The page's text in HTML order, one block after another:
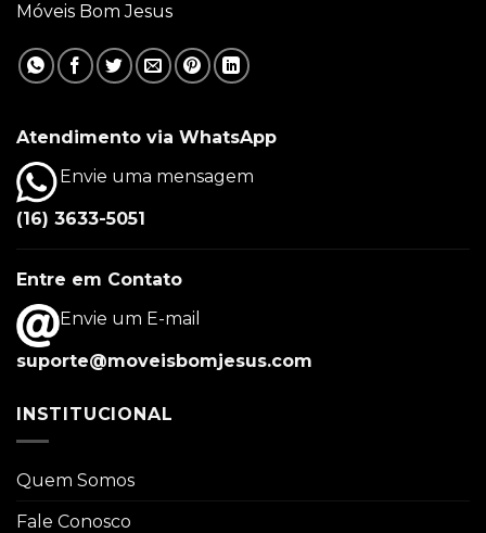
Móveis Bom Jesus
Atendimento via WhatsApp
Envie uma mensagem
(16) 3633-5051
Entre em Contato
Envie um E-mail
suporte@moveisbomjesus.com
INSTITUCIONAL
Quem Somos
Fale Conosco